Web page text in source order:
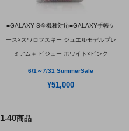
■GALAXY S全機種対応■GALAXY手帳ケ
ース×スワロフスキー ジュエルモデルプレ
ミアム＋ ビジュー ホワイト×ピンク
6/1～7/31 SummerSale
¥51,000
1-40商品